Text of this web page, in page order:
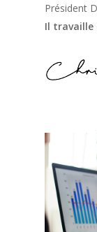
Président
Il travaille